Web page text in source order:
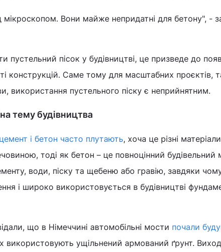
мікроскопом. Вони майже непридатні для бетону", -
пустельний пісок у будівництві, це призведе до
конструкцій. Саме тому для масштабних проєктів,
використання пустельного піску є неприйнятним.
на тему будівництва
цемент і бетон часто плутають, хоча це різні
тоді як бетон – це повноцінний будівельний
води, піску та щебеню або гравію, завдяки
і широко використовується в будівництві
що в Німеччині автомобільні мости почали
використовують ущільнений армований ґрунт.